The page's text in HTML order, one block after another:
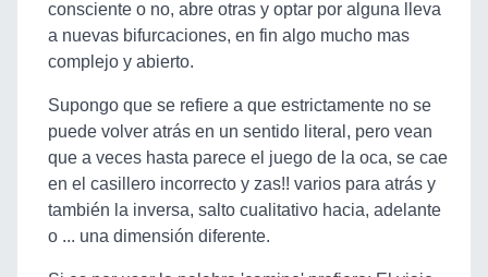
consciente o no, abre otras y optar por alguna lleva
a nuevas bifurcaciones, en fin algo mucho mas
complejo y abierto.
Supongo que se refiere a que estrictamente no se
puede volver atrás en un sentido literal, pero vean
que a veces hasta parece el juego de la oca, se cae
en el casillero incorrecto y zas!! varios para atrás y
también la inversa, salto cualitativo hacia, adelante
o ... una dimensión diferente.